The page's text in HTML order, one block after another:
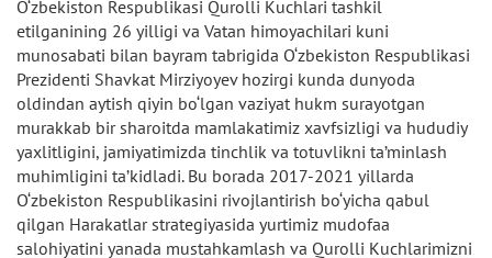
O‘zbekiston Respublikasi Qurolli Kuchlari tashkil
etilganining 26 yilligi va Vatan himoyachilari kuni
munosabati bilan bayram tabrigida O‘zbekiston Respublikasi
Prezidenti Shavkat Mirziyoyev hozirgi kunda dunyoda
oldindan aytish qiyin bo‘lgan vaziyat hukm surayotgan
murakkab bir sharoitda mamlakatimiz xavfsizligi va hududiy
yaxlitligini, jamiyatimizda tinchlik va totuvlikni ta’minlash
muhimligini ta’kidladi. Bu borada 2017-2021 yillarda
O‘zbekiston Respublikasini rivojlantirish bo‘yicha qabul
qilgan Harakatlar strategiyasida yurtimiz mudofaa
salohiyatini yanada mustahkamlash va Qurolli Kuchlarimizni